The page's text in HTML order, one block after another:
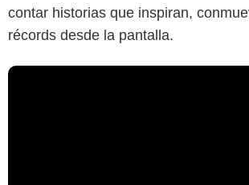
contar historias que inspiran,
récords desde la pantalla.